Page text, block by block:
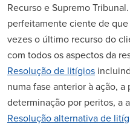
Recurso e Supremo
perfeitamente ciente de
vezes o último recurso do
com todos os aspectos da
Resolução de litígios
numa fase anterior à ação,
determinação por peritos, a
Resolução alternativa de